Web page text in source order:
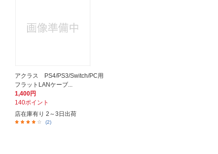
アクラス PS4/PS3/Switch/PC用
フラットLANケーブ...
1,400円
140ポイント
店在庫有り 2～3日出荷
(2)